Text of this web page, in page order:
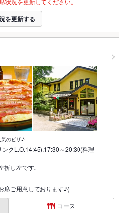
を更新する
気のピザ♪
クL.O.14:45),17:30～20:30(料理
折し左です｡
席ご用意しております♪)
コース